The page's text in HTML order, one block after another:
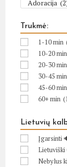
Trukmė:
1-10 min
10-20 min
20-30 min
30-45 min
45-60 min
60+ min
Lietuvių
Įgarsinti
Lietuviški
Nebylus